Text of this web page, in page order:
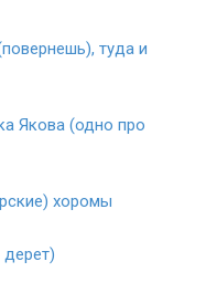
туда и
Якова (одно про
хоромы